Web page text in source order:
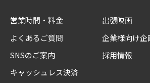
営業時間・料金
よくあるご質問
SNSのご案内
キャッシュレス決済
出張映画
企業様向け企
採用情報